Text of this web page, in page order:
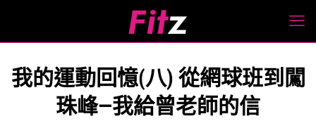
我的運動回憶(八) 從網球班到闖
珠峰—我給曾老師的信